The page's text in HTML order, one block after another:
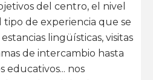
del centro, el nivel
de experiencia que se
lingüísticas, visitas
de intercambio hasta
educativos... nos